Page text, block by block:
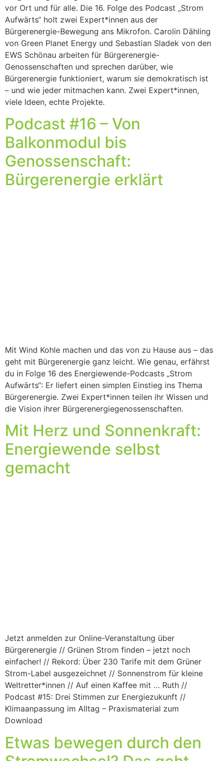
vor Ort und für alle. Die 16. Folge des Podcast „Strom
Aufwärts“ holt zwei Expert*innen aus der
Bürgerenergie-Bewegung ans Mikrofon. Carolin Dähling
von Green Planet Energy und Sebastian Sladek von den
EWS Schönau arbeiten für Bürgerenergie-
Genossenschaften und sprechen darüber, wie
Bürgerenergie funktioniert, warum sie demokratisch ist
– und wie jeder mitmachen kann. Zwei Expert*innen,
viele Ideen, echte Projekte.
Podcast #16 – Von
Balkonmodul bis
Genossenschaft:
Bürgerenergie erklärt
Mit Wind Kohle machen und das von zu Hause aus – das
geht mit Bürgerenergie ganz leicht. Wie genau, erfährst
du in Folge 16 des Energiewende-Podcasts „Strom
Aufwärts“: Er liefert einen simplen Einstieg ins Thema
Bürgerenergie. Zwei Expert*innen teilen ihr Wissen und
die Vision ihrer Bürgerenergiegenossenschaften.
Mit Herz und Sonnenkraft:
Energiewende selbst
gemacht
Jetzt anmelden zur Online-Veranstaltung über
Bürgerenergie // Grünen Strom finden – jetzt noch
einfacher! // Rekord: Über 230 Tarife mit dem Grüner
Strom-Label ausgezeichnet // Sonnenstrom für kleine
Weltretter*innen // Auf einen Kaffee mit … Ruth //
Podcast #15: Drei Stimmen zur Energiezukunft //
Klimaanpassung im Alltag – Praxismaterial zum
Download
Etwas bewegen durch den